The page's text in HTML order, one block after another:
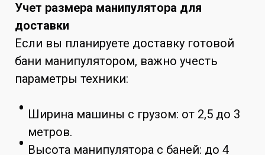
Учет размера манипулятора для
доставки
Если вы планируете доставку готовой
бани манипулятором, важно учесть
параметры техники:
Ширина машины с грузом: от 2,5 до 3
метров.
Высота манипулятора с баней: до 4